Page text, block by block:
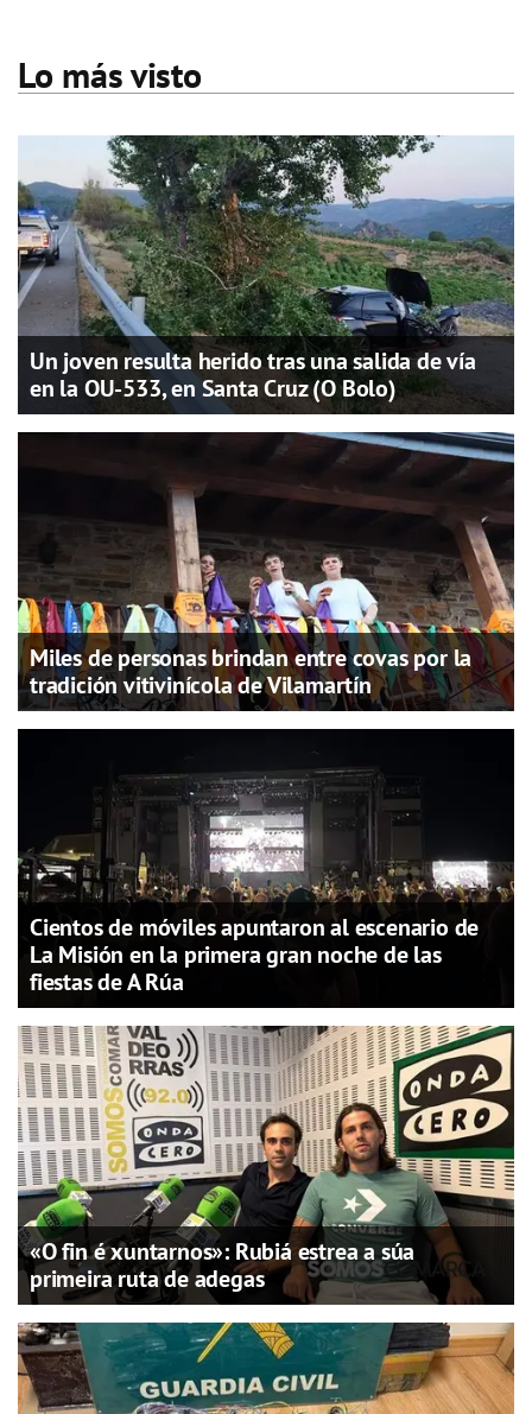
Lo más visto
Un joven resulta herido tras una salida de vía
en la OU-533, en Santa Cruz (O Bolo)
Miles de personas brindan entre covas por la
tradición vitivinícola de Vilamartín
Cientos de móviles apuntaron al escenario de
La Misión en la primera gran noche de las
fiestas de A Rúa
«O fin é xuntarnos»: Rubiá estrea a súa
primeira ruta de adegas